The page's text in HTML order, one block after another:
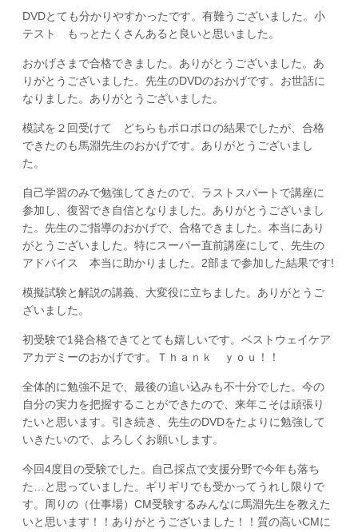
DVDとても分かりやすかったです。有難うございました。小
テスト もっとたくさんあると良いと思いました。
おかげさまで合格できました。ありがとうございました。あ
りがとうございました。先生のDVDのおかげです。お世話に
なりました。ありがとうございました。
模試を２回受けて どちらもボロボロの結果でしたが、合格
できたのも馬淵先生のおかげです。ありがとうございまし
た。
自己学習のみで勉強してきたので、ラストスパートで講座に
参加し、復習でき自信となりました。ありがとうございまし
た。先生のご指導のおかげで、合格できました。本当にあり
がとうございました。特にスーパー直前講座にして、先生の
アドバイス 本当に助かりました。2部まで参加した結果です!
模擬試験と解説の講義、大変役に立ちました。ありがとうご
ざいました。
初受験で1発合格できてとても嬉しいです。ベストウェイケア
アカデミーのおかげです。Ｔｈａｎｋ ｙｏｕ！！
全体的に勉強不足で、最後の追い込みも不十分でした。今の
自分の実力を把握することができたので、来年こそは頑張り
たいと思います。引き続き、先生のDVDをたよりに勉強して
いきたいので、よろしくお願いします。
今回4度目の受験でした。自己採点で支援分野で今年も落ち
た…と思っていました。ギリギリでも受かってうれし限りで
す。周りの（仕事場）CM受験するみんなに馬淵先生を教えた
いと思います！！ありがとうございました！！質の高いCMに